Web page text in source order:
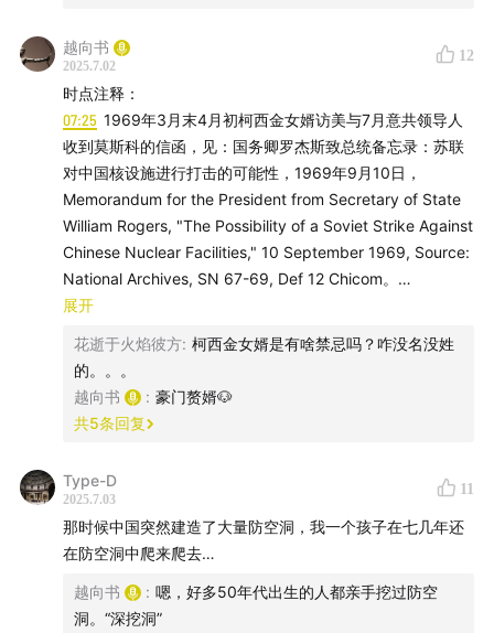
苏联对中国核设施进行打击的可能性，1969年9月10日，
Memorandum for the President from Secretary of
State William Rogers, "The Possibility of a Soviet
Strike Against Chinese Nuclear Facilities," 10
September 1969, Source: National Archives, SN 67-
69, Def 12 Chicom。
1969年8月18日苏驻美大使馆二秘达维多夫（克格
勃）与美国国务院人员午餐会谈一事，见美国国务院致香
港领事馆电，1969年8月21日，State Department cable
141208 to U.S. Consulate Hong Kong etc., 21 August
1969, Source: National Archives, SN 67-69, Pol
Chicom-USSR。乌克兰学者著作《达曼斯基岛事件》，
Рябушкин Д.С. Мифы Даманского，Москва：
Издательство АСТ，2004，p.258。
基辛格对达维多夫一事的判断，见：约翰·霍尔德里
奇和赫尔穆特·索南费尔特致亨利·基辛格备忘录（其中基辛
格的批注），1969年9月12日，Memorandum from
John Holdridge and Helmut Sonnenfeldt, National
越向书
2025.7.02
12
时点注释：
07:25 1969年3月末4月初柯西金女婿访美与7月意共领导人
收到莫斯科的信函，见：国务卿罗杰斯致总统备忘录：苏联
对中国核设施进行打击的可能性，1969年9月10日，
Memorandum for the President from Secretary of State
William Rogers, "The Possibility of a Soviet Strike Against
Chinese Nuclear Facilities," 10 September 1969, Source:
National Archives, SN 67-69, Def 12 Chicom。
08:04
领事馆电，1969年8月21日，State Department cable
141208 to U.S. Consulate Hong Kong etc., 21 August
1969, Source: National Archives, SN 67-69, Pol Chicom-
USSR。乌克兰学者著作《达曼斯基岛事件》，Рябушкин
АСТ，2004，p.258。
08:51 基辛格对达维多夫一事的判断，见：约翰·霍尔德里奇
和赫尔穆特·索南费尔特致亨利·基辛格备忘录（其中基辛格的
Holdridge and Helmut Sonnenfeldt, National Security
Council Staff, to Henry Kissinger, "The US Role in Soviet
展开
花逝于火焰彼方: 柯西金女婿是有啥禁忌吗？咋没名没姓
的。。。
越向书
: 豪门赘婿🐶
共5条回复
Type-D
2025.7.03
11
那时候中国突然建造了大量防空洞，我一个孩子在七几年还
在防空洞中爬来爬去…
越向书 : 嗯，好多50年代出生的人都亲手挖过防空
洞。“深挖洞”